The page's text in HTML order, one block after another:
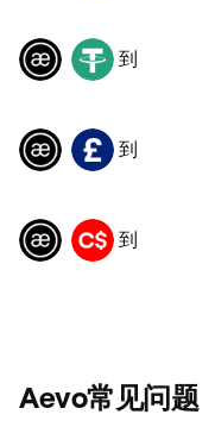
AEVO USDT 到
AEVO GBP 到
AEVO CAD 到
Aevo常见问题